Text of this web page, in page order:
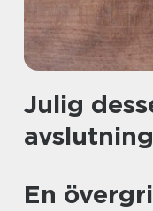
Julig
En